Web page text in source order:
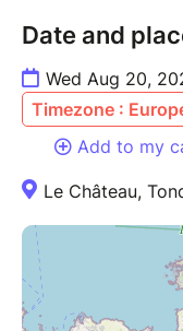
Date and
Wed Aug 20,
Timezone :
Add to my
Le Château,